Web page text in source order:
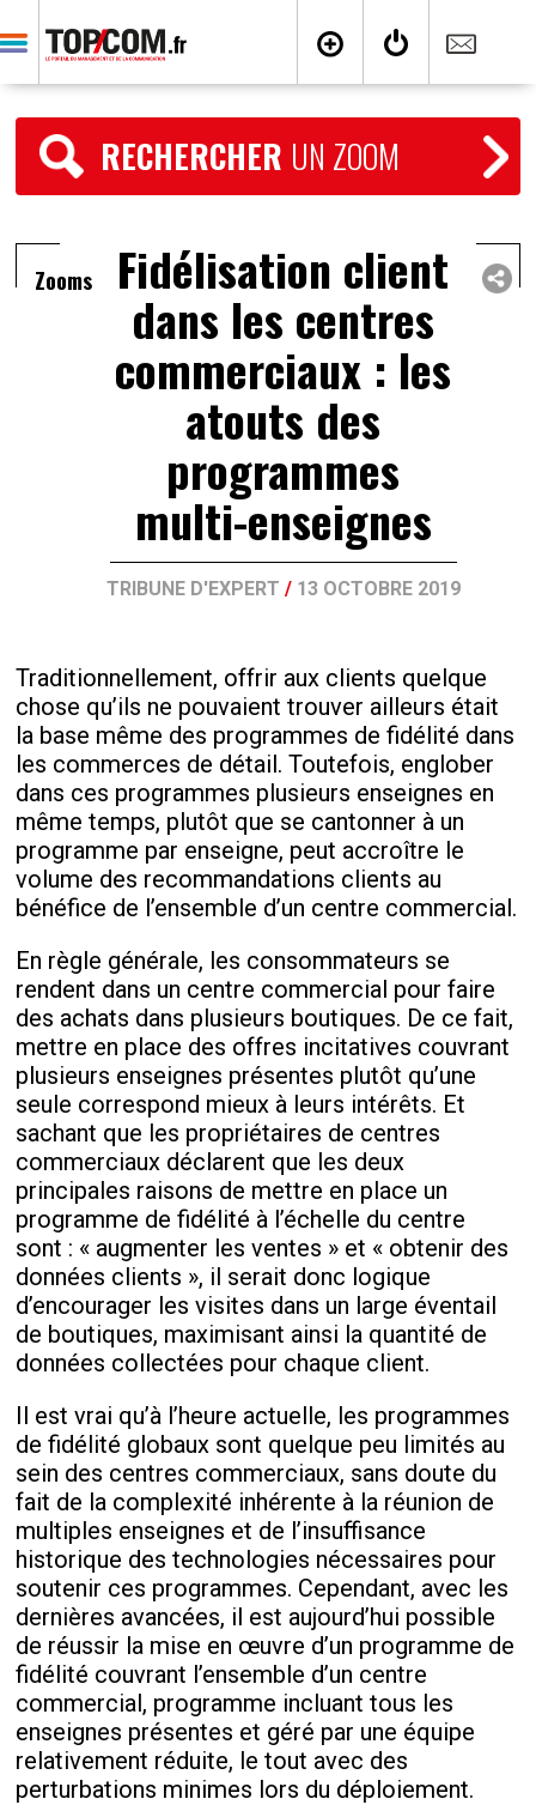
RECHERCHER UN ZOOM
Zooms Fidélisation client
dans les centres
commerciaux : les
atouts des
programmes
multi-enseignes
TRIBUNE D'EXPERT / 13 OCTOBRE 2019
Traditionnellement, offrir aux clients quelque
chose qu’ils ne pouvaient trouver ailleurs était
la base même des programmes de fidélité dans
les commerces de détail. Toutefois, englober
dans ces programmes plusieurs enseignes en
même temps, plutôt que se cantonner à un
programme par enseigne, peut accroître le
volume des recommandations clients au
bénéfice de l’ensemble d’un centre commercial.
En règle générale, les consommateurs se
rendent dans un centre commercial pour faire
des achats dans plusieurs boutiques. De ce fait,
mettre en place des offres incitatives couvrant
plusieurs enseignes présentes plutôt qu’une
seule correspond mieux à leurs intérêts. Et
sachant que les propriétaires de centres
commerciaux déclarent que les deux
principales raisons de mettre en place un
programme de fidélité à l’échelle du centre
sont : « augmenter les ventes » et « obtenir des
données clients », il serait donc logique
d’encourager les visites dans un large éventail
de boutiques, maximisant ainsi la quantité de
données collectées pour chaque client.
Il est vrai qu’à l’heure actuelle, les programmes
de fidélité globaux sont quelque peu limités au
sein des centres commerciaux, sans doute du
fait de la complexité inhérente à la réunion de
multiples enseignes et de l’insuffisance
historique des technologies nécessaires pour
soutenir ces programmes. Cependant, avec les
dernières avancées, il est aujourd’hui possible
de réussir la mise en œuvre d’un programme de
fidélité couvrant l’ensemble d’un centre
commercial, programme incluant tous les
enseignes présentes et géré par une équipe
relativement réduite, le tout avec des
perturbations minimes lors du déploiement.